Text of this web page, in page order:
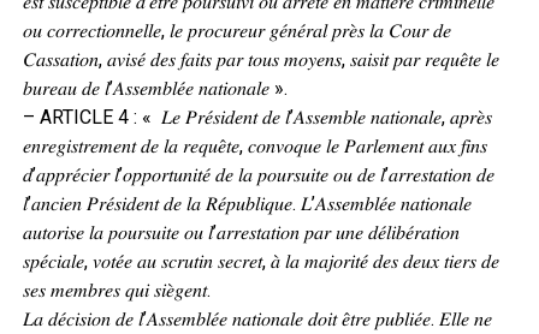
𝑜𝑢 𝑐𝑜𝑟𝑟𝑒𝑐𝑡𝑖𝑜𝑛𝑛𝑒𝑙𝑙𝑒, 𝑙𝑒 𝑝𝑟𝑜𝑐𝑢𝑟𝑒𝑢𝑟 𝑔𝑒́𝑛𝑒́𝑟𝑎𝑙 𝑝𝑟𝑒̀𝑠 𝑙𝑎 𝐶𝑜𝑢𝑟 𝑑𝑒
𝐶𝑎𝑠𝑠𝑎𝑡𝑖𝑜𝑛, 𝑎𝑣𝑖𝑠𝑒́ 𝑑𝑒𝑠 𝑓𝑎𝑖𝑡𝑠 𝑝𝑎𝑟 𝑡𝑜𝑢𝑠 𝑚𝑜𝑦𝑒𝑛𝑠, 𝑠𝑎𝑖𝑠𝑖𝑡 𝑝𝑎𝑟 𝑟𝑒𝑞𝑢𝑒̂𝑡𝑒 𝑙𝑒
𝑏𝑢𝑟𝑒𝑎𝑢 𝑑𝑒 𝑙’𝐴𝑠𝑠𝑒𝑚𝑏𝑙𝑒́𝑒 𝑛𝑎𝑡𝑖𝑜𝑛𝑎𝑙𝑒 ».
– ARTICLE 4 : « 𝐿𝑒 𝑃𝑟𝑒́𝑠𝑖𝑑𝑒𝑛𝑡 𝑑𝑒 𝑙’𝐴𝑠𝑠𝑒𝑚𝑏𝑙𝑒 𝑛𝑎𝑡𝑖𝑜𝑛𝑎𝑙𝑒, 𝑎𝑝𝑟𝑒̀𝑠
𝑒𝑛𝑟𝑒𝑔𝑖𝑠𝑡𝑟𝑒𝑚𝑒𝑛𝑡 𝑑𝑒 𝑙𝑎 𝑟𝑒𝑞𝑢𝑒̂𝑡𝑒, 𝑐𝑜𝑛𝑣𝑜𝑞𝑢𝑒 𝑙𝑒 𝑃𝑎𝑟𝑙𝑒𝑚𝑒𝑛𝑡 𝑎𝑢𝑥 𝑓𝑖𝑛𝑠
𝑑’𝑎𝑝𝑝𝑟𝑒́𝑐𝑖𝑒𝑟 𝑙’𝑜𝑝𝑝𝑜𝑟𝑡𝑢𝑛𝑖𝑡𝑒́ 𝑑𝑒 𝑙𝑎 𝑝𝑜𝑢𝑟𝑠𝑢𝑖𝑡𝑒 𝑜𝑢 𝑑𝑒 𝑙’𝑎𝑟𝑟𝑒𝑠𝑡𝑎𝑡𝑖𝑜𝑛 𝑑𝑒
𝑙’𝑎𝑛𝑐𝑖𝑒𝑛 𝑃𝑟𝑒́𝑠𝑖𝑑𝑒𝑛𝑡 𝑑𝑒 𝑙𝑎 𝑅𝑒́𝑝𝑢𝑏𝑙𝑖𝑞𝑢𝑒. 𝐿’𝐴𝑠𝑠𝑒𝑚𝑏𝑙𝑒́𝑒 𝑛𝑎𝑡𝑖𝑜𝑛𝑎𝑙𝑒
𝑎𝑢𝑡𝑜𝑟𝑖𝑠𝑒 𝑙𝑎 𝑝𝑜𝑢𝑟𝑠𝑢𝑖𝑡𝑒 𝑜𝑢 𝑙’𝑎𝑟𝑟𝑒𝑠𝑡𝑎𝑡𝑖𝑜𝑛 𝑝𝑎𝑟 𝑢𝑛𝑒 𝑑𝑒́𝑙𝑖𝑏𝑒́𝑟𝑎𝑡𝑖𝑜𝑛
𝑠𝑝𝑒́𝑐𝑖𝑎𝑙𝑒, 𝑣𝑜𝑡𝑒́𝑒 𝑎𝑢 𝑠𝑐𝑟𝑢𝑡𝑖𝑛 𝑠𝑒𝑐𝑟𝑒𝑡, 𝑎̀ 𝑙𝑎 𝑚𝑎𝑗𝑜𝑟𝑖𝑡𝑒́ 𝑑𝑒𝑠 𝑑𝑒𝑢𝑥 𝑡𝑖𝑒𝑟𝑠 𝑑𝑒
𝑠𝑒𝑠 𝑚𝑒𝑚𝑏𝑟𝑒𝑠 𝑞𝑢𝑖 𝑠𝑖𝑒̀𝑔𝑒𝑛𝑡.
𝐿𝑎 𝑑𝑒́𝑐𝑖𝑠𝑖𝑜𝑛 𝑑𝑒 𝑙’𝐴𝑠𝑠𝑒𝑚𝑏𝑙𝑒́𝑒 𝑛𝑎𝑡𝑖𝑜𝑛𝑎𝑙𝑒 𝑑𝑜𝑖𝑡 𝑒̂𝑡𝑟𝑒 𝑝𝑢𝑏𝑙𝑖𝑒́𝑒. 𝐸𝑙𝑙𝑒 𝑛𝑒